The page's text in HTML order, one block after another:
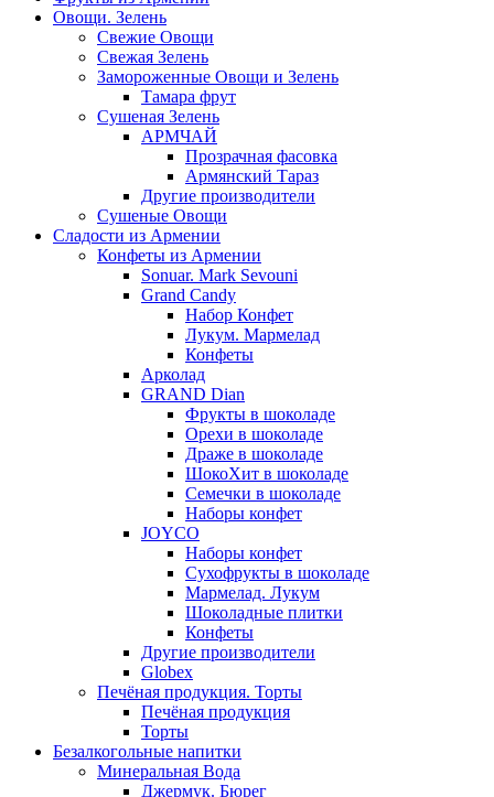
Овощи. Зелень
Свежие Овощи
Свежая Зелень
Замороженные Овощи и Зелень
Тамара фрут
Сушеная Зелень
АРМЧАЙ
Прозрачная фасовка
Армянский Тараз
Другие производители
Сушеные Овощи
Сладости из Армении
Конфеты из Армении
Sonuar. Mark Sevouni
Grand Candy
Набор Конфет
Лукум. Мармелад
Конфеты
Арколад
GRAND Dian
Фрукты в шоколаде
Орехи в шоколаде
Драже в шоколаде
ШокоХит в шоколаде
Семечки в шоколаде
Наборы конфет
JOYCO
Наборы конфет
Сухофрукты в шоколаде
Мармелад. Лукум
Шоколадные плитки
Конфеты
Другие производители
Globex
Печёная продукция. Торты
Печёная продукция
Торты
Безалкогольные напитки
Минеральная Вода
Джермук. Бюрег